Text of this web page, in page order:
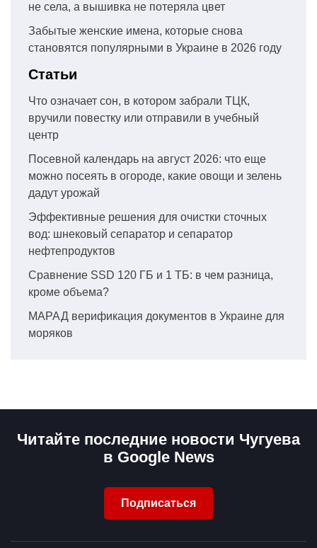
не села, а вышивка не потеряла цвет
Забытые женские имена, которые снова
становятся популярными в Украине в 2026 году
Статьи
Что означает сон, в котором забрали ТЦК,
вручили повестку или отправили в учебный
центр
Посевной календарь на август 2026: что еще
можно посеять в огороде, какие овощи и зелень
дадут урожай
Эффективные решения для очистки сточных
вод: шнековый сепаратор и сепаратор
нефтепродуктов
Сравнение SSD 120 ГБ и 1 ТБ: в чем разница,
кроме объема?
МАРАД верификация документов в Украине для
моряков
Читайте последние новости Чугуева
в Google News
Подписаться